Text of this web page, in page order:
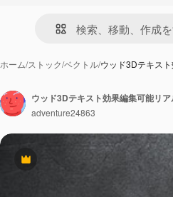
ホーム/ストック/ベクトル/ウッド3Dテキス
Premium
ウッド3Dテキスト効果編集可能リ
adventure24863